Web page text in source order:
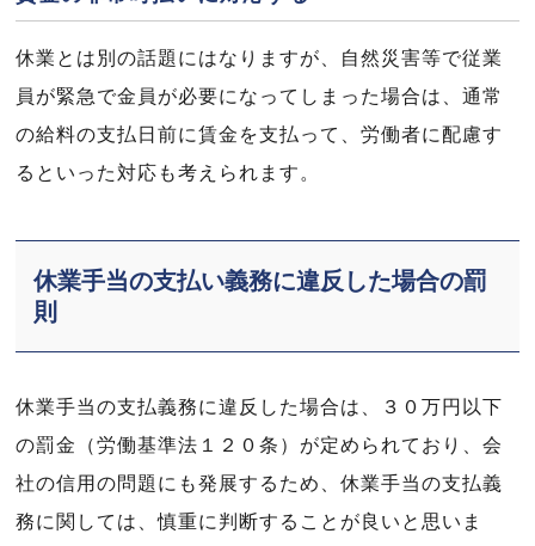
休業とは別の話題にはなりますが、自然災害等で従業
員が緊急で金員が必要になってしまった場合は、通常
の給料の支払日前に賃金を支払って、労働者に配慮す
るといった対応も考えられます。
休業手当の支払い義務に違反した場合の罰
則
休業手当の支払義務に違反した場合は、３０万円以下
の罰金（労働基準法１２０条）が定められており、会
社の信用の問題にも発展するため、休業手当の支払義
務に関しては、慎重に判断することが良いと思いま